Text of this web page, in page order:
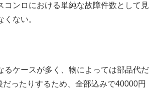
コンロにおける単純な故障件数として見
ない。
るケースが多く、物によっては部品代だ
だったりするため、全部込みで40000円